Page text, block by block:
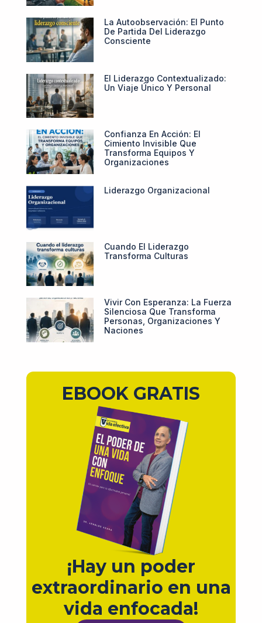
La Autoobservación: El Punto
De Partida Del Liderazgo
Consciente
El Liderazgo Contextualizado:
Un Viaje Único Y Personal
Confianza En Acción: El
Cimiento Invisible Que
Transforma Equipos Y
Organizaciones
Liderazgo Organizacional
Cuando El Liderazgo
Transforma Culturas
Vivir Con Esperanza: La Fuerza
Silenciosa Que Transforma
Personas, Organizaciones Y
Naciones
EBOOK GRATIS
¡Hay un poder
extraordinario en una
vida enfocada!